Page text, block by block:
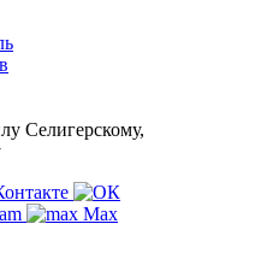
Селигерскому,
Max